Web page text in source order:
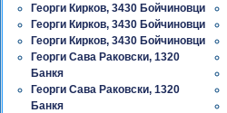
Георги Кирков, 3430 Бойчиновци
Георги Кирков, 3430 Бойчиновци
Георги Кирков, 3430 Бойчиновци
Георги Сава Раковски, 1320
Банкя
Георги Сава Раковски, 1320
Банкя